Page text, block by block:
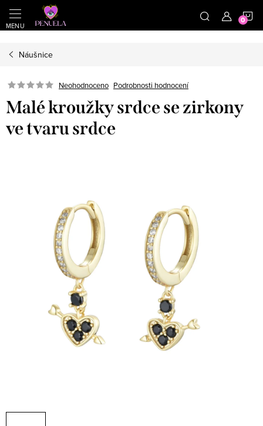
https://cz.pinterest.com/shoppenuela/
Přejít na obsah
Náušnice
Neohodnoceno Podrobnosti hodnocení
Malé kroužky srdce se zirkony
ve tvaru srdce